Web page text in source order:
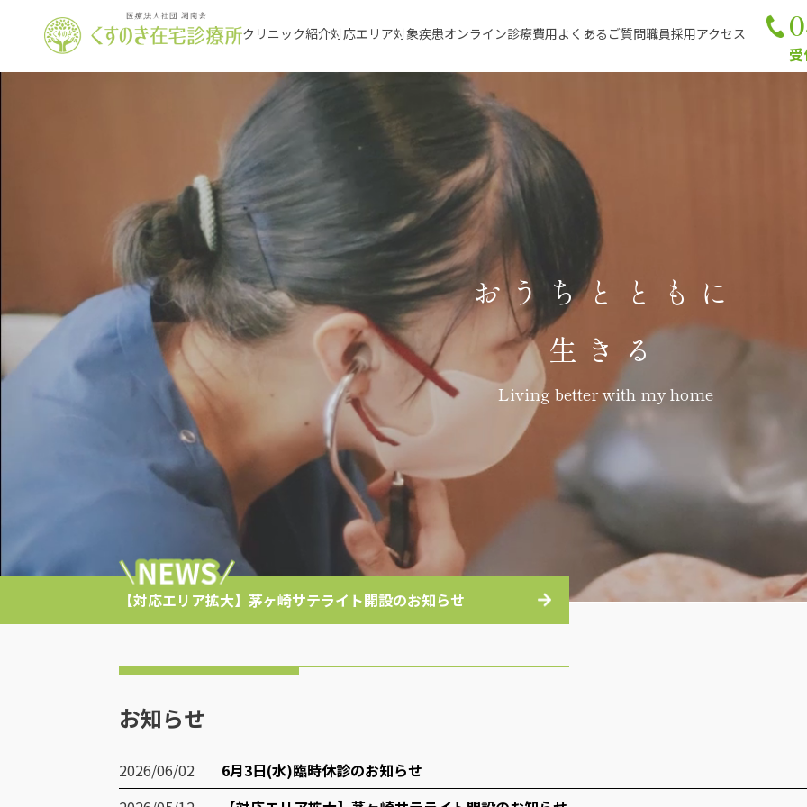
クリニック紹介対応エリア対象疾患オンライン診療費用よくあるご質問職員採用アクセス
おうちとともに
生きる
Living better with my home
【対応エリア拡大】茅ヶ崎サテライト開設のお知らせ
お知らせ
2026/06/02
6月3日(水)臨時休診のお知らせ